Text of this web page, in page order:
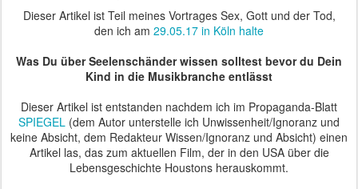
Dieser Artikel ist Teil meines Vortrages Sex, Gott und der Tod,
den ich am 29.05.17 in Köln halte
Was Du über Seelenschänder wissen solltest bevor du Dein
Kind in die Musikbranche entlässt
Dieser Artikel ist entstanden nachdem ich im Propaganda-Blatt
SPIEGEL (dem Autor unterstelle ich Unwissenheit/Ignoranz und
keine Absicht, dem Redakteur Wissen/Ignoranz und Absicht) einen
Artikel las, das zum aktuellen Film, der in den USA über die
Lebensgeschichte Houstons herauskommt.